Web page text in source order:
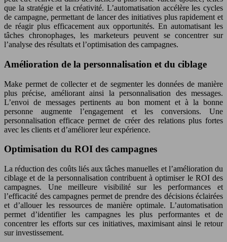
que la stratégie et la créativité. L’automatisation accélère les cycles
de campagne, permettant de lancer des initiatives plus rapidement et
de réagir plus efficacement aux opportunités. En automatisant les
tâches chronophages, les marketeurs peuvent se concentrer sur
l’analyse des résultats et l’optimisation des campagnes.
Amélioration de la personnalisation et du ciblage
Make permet de collecter et de segmenter les données de manière
plus précise, améliorant ainsi la personnalisation des messages.
L’envoi de messages pertinents au bon moment et à la bonne
personne augmente l’engagement et les conversions. Une
personnalisation efficace permet de créer des relations plus fortes
avec les clients et d’améliorer leur expérience.
Optimisation du ROI des campagnes
La réduction des coûts liés aux tâches manuelles et l’amélioration du
ciblage et de la personnalisation contribuent à optimiser le ROI des
campagnes. Une meilleure visibilité sur les performances et
l’efficacité des campagnes permet de prendre des décisions éclairées
et d’allouer les ressources de manière optimale. L’automatisation
permet d’identifier les campagnes les plus performantes et de
concentrer les efforts sur ces initiatives, maximisant ainsi le retour
sur investissement.